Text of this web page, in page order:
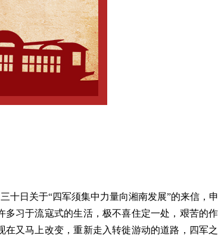
日关于“四军须集中力量向湘南发展”的来信，
习于流寇式的生活，极不喜住定一处，艰苦的
又马上改变，重新走入转徙游动的道路，四军